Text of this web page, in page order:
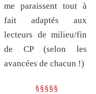
me paraissent tout à
fait adaptés aux
lecteurs de milieu/fin
de CP (selon les
avancées de chacun !)
§§§§§